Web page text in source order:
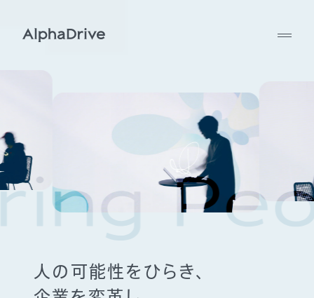
人の可能性をひらき、